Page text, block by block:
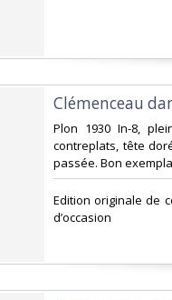
‎Clémenceau
‎Plon 1930 In-8,
contreplats, tête
passée. Bon
‎Edition originale de
d’occasion ‎